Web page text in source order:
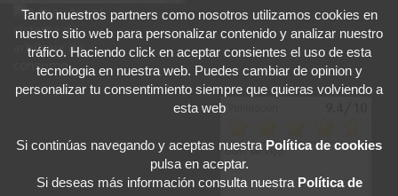
Tanto nuestros partners como nosotros utilizamos cookies en
nuestro sitio web para personalizar contenido y analizar nuestro
tráfico. Haciendo click en aceptar consientes el uso de esta
tecnologia en nuestra web. Puedes cambiar de opinion y
personalizar tu consentimiento siempre que quieras volviendo a
esta web
Si continúas navegando y aceptas nuestra Política de cookies
pulsa en aceptar.
Si deseas más información consulta nuestra Política de